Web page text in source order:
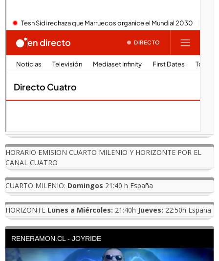
HORARIO EMISION CUARTO MILENIO Y HORIZONTE POR EL
CANAL CUATRO
CUARTO MILENIO: Domingos 21:40 h España
HORIZONTE Lunes a Miércoles: 21:40h Jueves: 22:50h España